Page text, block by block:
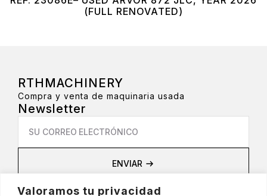
Valoramos tu privacidad
(FULL RENOVATED)
RTHMACHINERY
Compra y venta de maquinaria usada
Newsletter
Email
ENVIAR
Privacidad